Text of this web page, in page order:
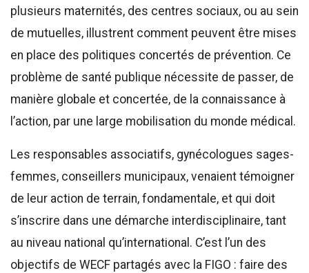
plusieurs maternités, des centres sociaux, ou au sein
de mutuelles, illustrent comment peuvent être mises
en place des politiques concertés de prévention. Ce
problème de santé publique nécessite de passer, de
manière globale et concertée, de la connaissance à
l’action, par une large mobilisation du monde médical.
Les responsables associatifs, gynécologues sages-
femmes, conseillers municipaux, venaient témoigner
de leur action de terrain, fondamentale, et qui doit
s’inscrire dans une démarche interdisciplinaire, tant
au niveau national qu’international. C’est l’un des
objectifs de WECF partagés avec la FIGO : faire des